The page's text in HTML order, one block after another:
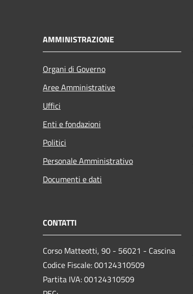
AMMINISTRAZIONE
Organi di Governo
Aree Amministrative
Uffici
Enti e fondazioni
Politici
Personale Amministrativo
Documenti e dati
CONTATTI
Corso Matteotti, 90 - 56021 - Cascina
Codice Fiscale: 00124310509
Partita IVA: 00124310509